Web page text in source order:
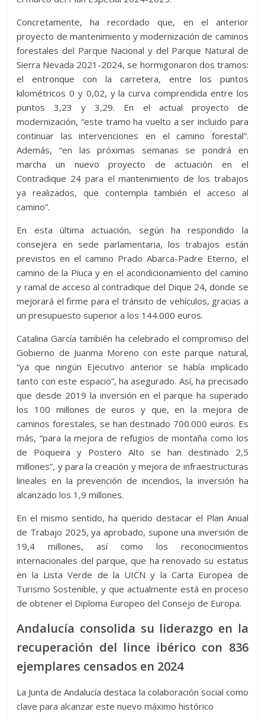
Concretamente, ha recordado que, en el anterior
proyecto de mantenimiento y modernización de caminos
forestales del Parque Nacional y del Parque Natural de
Sierra Nevada 2021-2024, se hormigonaron dos tramos:
el entronque con la carretera, entre los puntos
kilométricos 0 y 0,02, y la curva comprendida entre los
puntos 3,23 y 3,29. En el actual proyecto de
modernización, “este tramo ha vuelto a ser incluido para
continuar las intervenciones en el camino forestal”.
Además, “en las próximas semanas se pondrá en
marcha un nuevo proyecto de actuación en el
Contradique 24 para el mantenimiento de los trabajos
ya realizados, que contempla también el acceso al
camino”.
En esta última actuación, según ha respondido la
consejera en sede parlamentaria, los trabajos están
previstos en el camino Prado Abarca-Padre Eterno, el
camino de la Piuca y en el acondicionamiento del camino
y ramal de acceso al contradique del Dique 24, donde se
mejorará el firme para el tránsito de vehículos, gracias a
un presupuesto superior a los 144.000 euros.
Catalina García también ha celebrado el compromiso del
Gobierno de Juanma Moreno con este parque natural,
“ya que ningún Ejecutivo anterior se había implicado
tanto con este espacio”, ha asegurado. Así, ha precisado
que desde 2019 la inversión en el parque ha superado
los 100 millones de euros y que, en la mejora de
caminos forestales, se han destinado 700.000 euros. Es
más, “para la mejora de refugios de montaña como los
de Poqueira y Postero Alto se han destinado 2,5
millones”, y para la creación y mejora de infraestructuras
lineales en la prevención de incendios, la inversión ha
alcanzado los 1,9 millones.
En el mismo sentido, ha querido destacar el Plan Anual
de Trabajo 2025, ya aprobado, supone una inversión de
19,4 millones, así como los reconocimientos
internacionales del parque, que ha renovado su estatus
en la Lista Verde de la UICN y la Carta Europea de
Turismo Sostenible, y que actualmente está en proceso
de obtener el Diploma Europeo del Consejo de Europa.
Andalucía consolida su liderazgo en la
recuperación del lince ibérico con 836
ejemplares censados en 2024
La Junta de Andalucía destaca la colaboración social como
clave para alcanzar este nuevo máximo histórico